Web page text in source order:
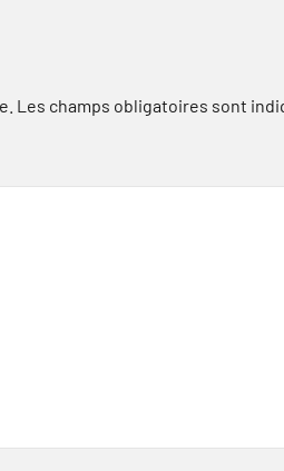
Les champs obligatoires sont